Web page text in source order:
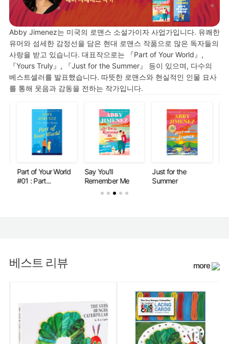
Abby Jimenez는 미국의 로맨스 소설가이자 사업가입니다. 유쾌한
유머와 섬세한 감정선을 담은 현대 로맨스 작품으로 많은 독자들의
사랑을 받고 있습니다. 대표작으로는 『Part of Your World』,
『Yours Truly』, 『Just for the Summer』 등이 있으며, 다수의
베스트셀러를 발표했습니다. 따뜻한 로맨스와 현실적인 인물 묘사
를 통해 웃음과 감동을 전하는 작가입니다.
Part of Your World
#01 : Part...
Say You'll
Remember Me
Just for the
Summer
베스트 리뷰 more